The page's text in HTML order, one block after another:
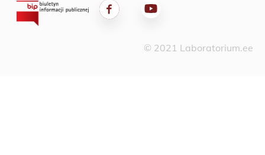
© 2021 Laboratorium.ee